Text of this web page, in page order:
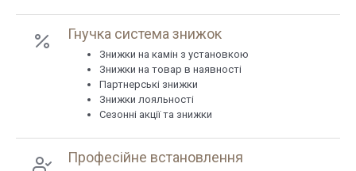
Гнучка система знижок
Знижки на камін з установкою
Знижки на товар в наявності
Партнерські знижки
Знижки лояльності
Сезонні акції та знижки
Професійне встановлення